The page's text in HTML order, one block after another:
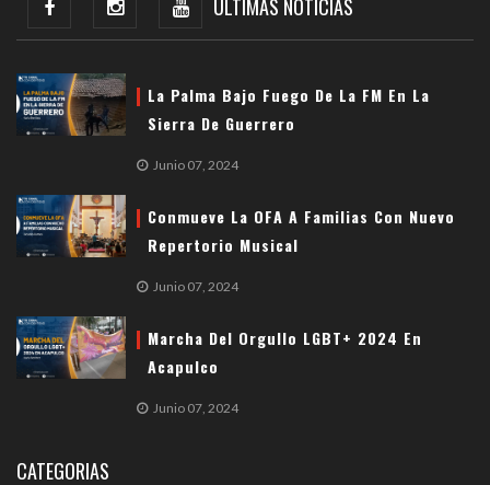
ULTIMAS NOTICIAS
La Palma Bajo Fuego De La FM En La
Sierra De Guerrero
Junio 07, 2024
Conmueve La OFA A Familias Con Nuevo
Repertorio Musical
Junio 07, 2024
Marcha Del Orgullo LGBT+ 2024 En
Acapulco
Junio 07, 2024
CATEGORIAS